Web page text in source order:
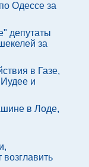
Одессе за
депутаты
за
в Газе,
и
в Лоде,